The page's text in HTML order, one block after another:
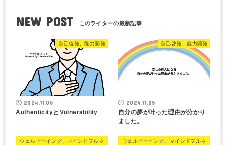
NEW POST
自己啓発、能力開発
2024.11.06
AuthenticityとVulnerability
自己啓発、能力開発
2024.11.05
自分の夢が叶った理由が分かり
ました。
ウェルビーイング、マインドフルネ
ウェルビーイング、マインドフルネ